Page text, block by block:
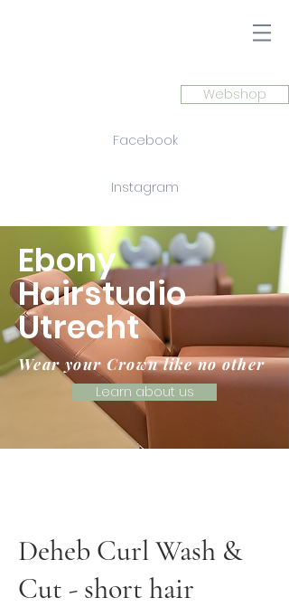
Webshop
Facebook
Instagram
Ebony
Hairstudio
Utrecht
Wear your Crown like no other
Learn about us
Deheb Curl Wash &
Cut - short hair